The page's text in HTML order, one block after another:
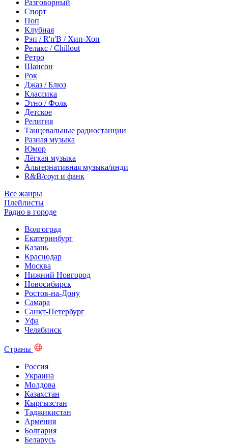
Разговорный
Спорт
Поп
Клубная
Рэп / R'n'B / Хип-Хоп
Релакс / Chillout
Ретро
Шансон
Рок
Джаз / Блюз
Классика
Этно / Фолк
Детское
Религия
Танцевальные радиостанции
Разная музыка
Юмор
Лёгкая музыка
Альтернативная музыка/инди
R&B/cоул и фанк
Все жанры
Плейлисты
Радио в городе
Волгоград
Екатеринбург
Казань
Краснодар
Москва
Нижний Новгород
Новосибирск
Ростов-на-Дону
Самара
Санкт-Петербург
Уфа
Челябинск
Страны
Россия
Украина
Молдова
Казахстан
Кыргызстан
Таджикистан
Армения
Болгария
Беларусь